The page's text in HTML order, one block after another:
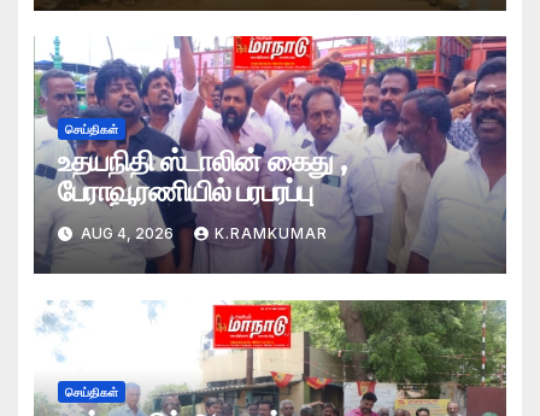
செய்திகள்
உதயநிதி ஸ்டாலின் கைது ,
பேராவூரணியில் பரபரப்பு
AUG 4, 2026 K.RAMKUMAR
செய்திகள்